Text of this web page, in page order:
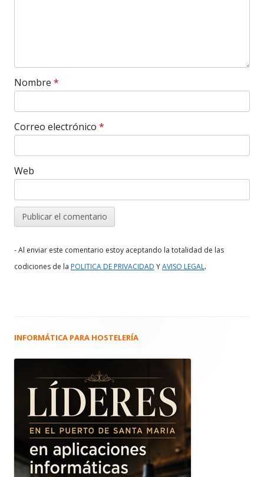
Nombre *
Correo electrónico *
Web
- Al enviar este comentario estoy aceptando la totalidad de las
codiciones de la POLITICA DE PRIVACIDAD YAVISO LEGAL.
Barra
principal
INFORMÁTICA PARA HOSTELERÍA